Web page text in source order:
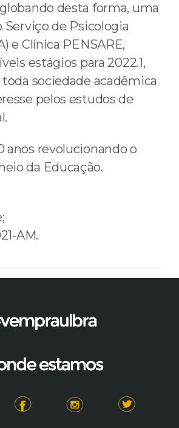
desta forma, uma
Serviço de Psicologia
e Clínica PENSARE,
estágios para 2022.1,
sociedade acadêmica
pelos estudos de
anos revolucionando o
da Educação.
AM.